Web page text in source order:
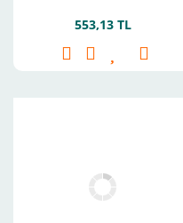
553,13 TL